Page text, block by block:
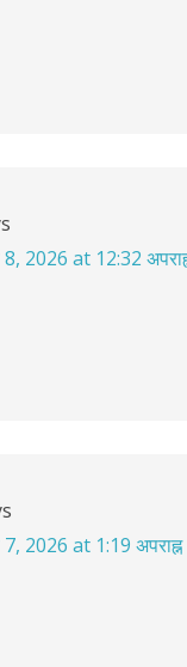
2026 at 12:32
2026 at 1:19 अपराह्न